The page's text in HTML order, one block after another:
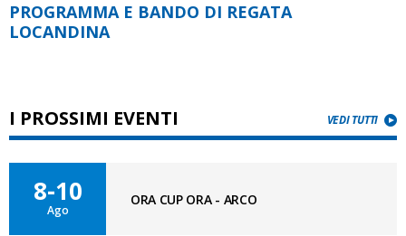
PROGRAMMA E BANDO DI REGATA
LOCANDINA
I PROSSIMI EVENTI VEDI TUTTI
8-10
Ago
ORA CUP ORA - ARCO